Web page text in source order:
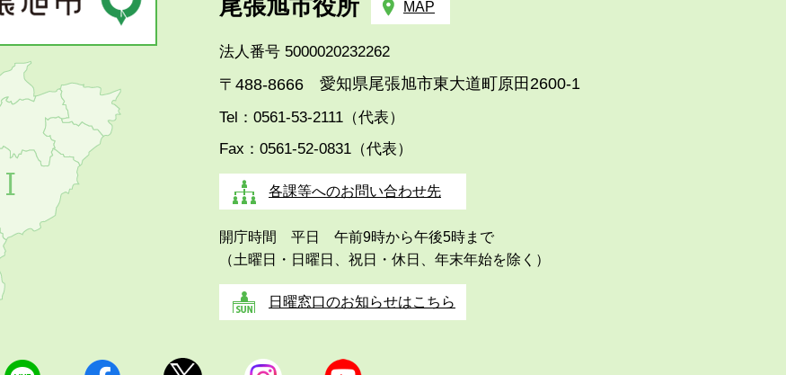
尾張旭市役所 MAP
法人番号 5000020232262
〒488-8666 愛知県尾張旭市東大道町原田2600-1
Tel：0561-53-2111（代表）
Fax：0561-52-0831（代表）
各課等へのお問い合わせ先
開庁時間 平日 午前9時から午後5時まで
（土曜日・日曜日、祝日・休日、年末年始を除く）
日曜窓口のお知らせはこちら